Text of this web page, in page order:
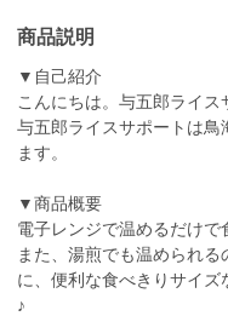
商品説明
▼自己紹介
こんにちは。与五郎ライス
与五郎ライスサポートは
ます。
▼商品概要
電子レンジで温めるだけで
また、湯煎でも温められ
に、便利な食べきりサイ
♪